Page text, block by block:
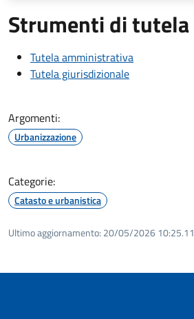
Strumenti di tutela
Tutela amministrativa
Tutela giurisdizionale
Argomenti:
Urbanizzazione
Categorie:
Catasto e urbanistica
Ultimo aggiornamento: 20/05/2026 10:25.11